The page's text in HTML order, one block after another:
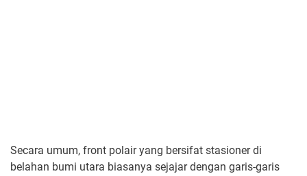
Secara umum, front polair yang bersifat stasioner di
belahan bumi utara biasanya sejajar dengan garis-garis